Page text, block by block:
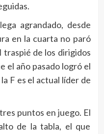
agrandado, desde
en la cuarta no paró
traspié de los dirigidos
el año pasado logró el
F es el actual líder de
puntos en juego. El
de la tabla, el que